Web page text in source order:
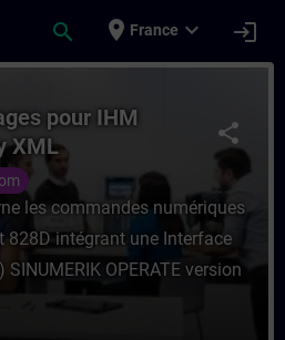
search place France expand_more login
des pages pour IHM
share
pour IHM
XML
les commandes numériques
828D intégrant une Interface
OPERATE version